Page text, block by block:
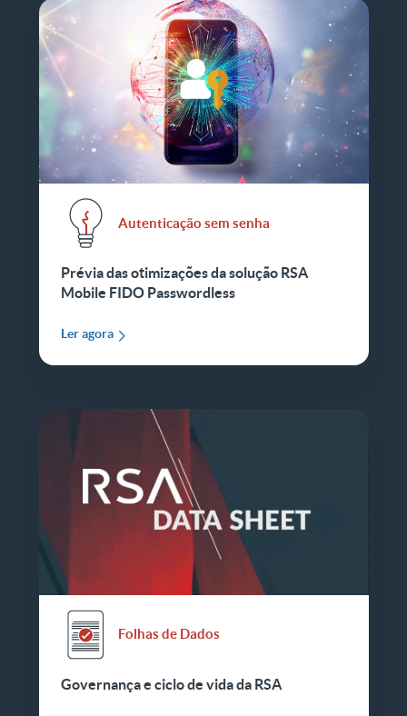
Autenticação sem senha
Prévia das otimizações da solução RSA
Mobile FIDO Passwordless
Ler agora
Folhas de Dados
Governança e ciclo de vida da RSA